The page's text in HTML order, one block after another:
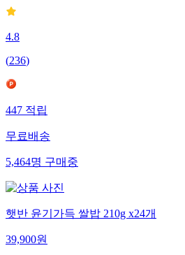
4.8
(236)
447적립
무료배송
5,464명구매중
햇반 윤기가득 쌀밥 210g x24개
39,900원